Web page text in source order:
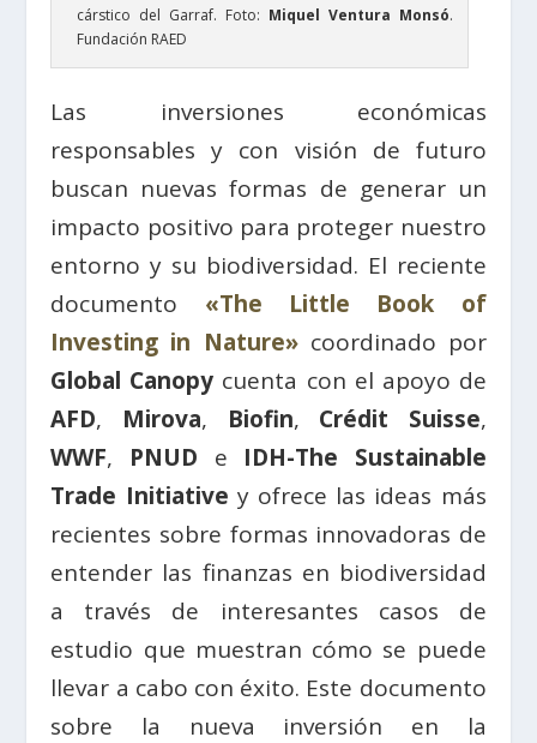
cárstico del Garraf. Foto: Miquel Ventura Monsó.
Fundación RAED
Las inversiones económicas
responsables y con visión de futuro
buscan nuevas formas de generar un
impacto positivo para proteger nuestro
entorno y su biodiversidad. El reciente
documento «The Little Book of
Investing in Nature»coordinado por
Global Canopy cuenta con el apoyo de
AFD, Mirova, Biofin, Crédit Suisse,
WWF, PNUD e IDH-The Sustainable
Trade Initiative y ofrece las ideas más
recientes sobre formas innovadoras de
entender las finanzas en biodiversidad
a través de interesantes casos de
estudio que muestran cómo se puede
llevar a cabo con éxito. Este documento
sobre la nueva inversión en la